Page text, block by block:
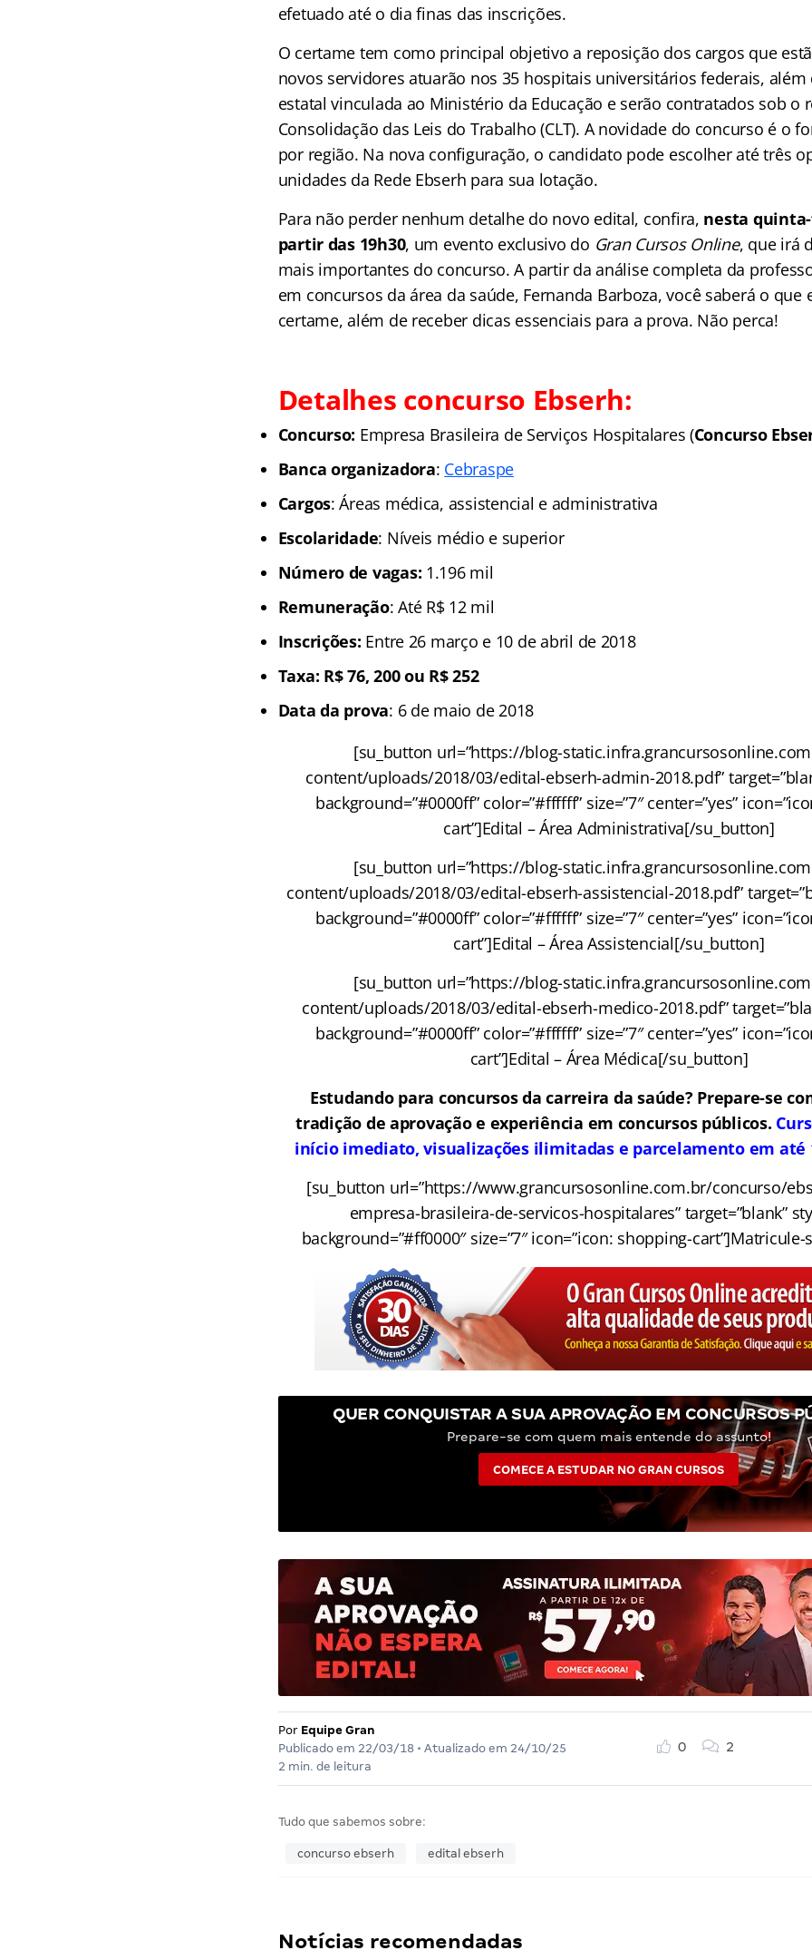
efetuado até o dia finas das inscrições.
O certame tem como principal objetivo a reposição dos cargos que
novos servidores atuarão nos 35 hospitais universitários federais, além
estatal vinculada ao Ministério da Educação e serão contratados sob o
Consolidação das Leis do Trabalho (CLT). A novidade do concurso é o
por região. Na nova configuração, o candidato pode escolher até três
unidades da Rede Ebserh para sua lotação.
Para não perder nenhum detalhe do novo edital, confira, nesta
partir das 19h30, um evento exclusivo do Gran Cursos Online, que irá
mais importantes do concurso. A partir da análise completa da
em concursos da área da saúde, Fernanda Barboza, você saberá o que
certame, além de receber dicas essenciais para a prova. Não perca!
Detalhes concurso Ebserh:
Concurso: Empresa Brasileira de Serviços Hospitalares (Concurso
Banca organizadora: Cebraspe
Cargos: Áreas médica, assistencial e administrativa
Escolaridade: Níveis médio e superior
Número de vagas: 1.196 mil
Remuneração: Até R$ 12 mil
Inscrições: Entre 26 março e 10 de abril de 2018
Taxa: R$ 76, 200 ou R$ 252
Data da prova: 6 de maio de 2018
[su_button url=”https://blog-
content/uploads/2018/03/edital-ebserh-admin-2018.pdf”
background=”#0000ff” color=”#ffffff” size=”7″ center=”yes”
cart”]Edital – Área Administrativa[/su_button]
[su_button url=”https://blog-
content/uploads/2018/03/edital-ebserh-assistencial-2018.pdf”
background=”#0000ff” color=”#ffffff” size=”7″ center=”yes”
cart”]Edital – Área Assistencial[/su_button]
[su_button url=”https://blog-
content/uploads/2018/03/edital-ebserh-medico-2018.pdf”
background=”#0000ff” color=”#ffffff” size=”7″ center=”yes”
cart”]Edital – Área Médica[/su_button]
Estudando para concursos da carreira da saúde? Prepare-se
tradição de aprovação e experiência em concursos públicos.
início imediato, visualizações ilimitadas e parcelamento em até
[su_button url=”https://www.grancursosonline.com.br/concurso/
empresa-brasileira-de-servicos-hospitalares” target=”blank”
background=”#ff0000″ size=”7″ icon=”icon: shopping-
QUER CONQUISTAR A SUA APROVAÇÃO EM CONCURSOS
Prepare-se com quem mais entende do assunto!
COMECE A ESTUDAR NO GRAN CURSOS
Por Equipe Gran
Publicado em 22/03/18• Atualizado em 24/10/25
2 min. de leitura
0 2
Tudo que sabemos sobre:
concurso ebserh edital ebserh
Notícias recomendadas